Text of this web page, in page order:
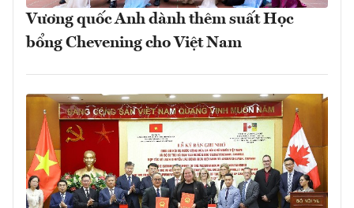
Vương quốc Anh dành thêm suất Học
bổng Chevening cho Việt Nam